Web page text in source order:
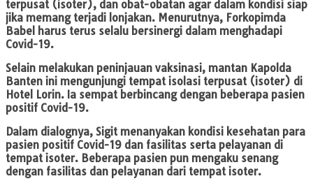
terpusat (isoter), dan obat-obatan agar dalam kondisi siap
jika memang terjadi lonjakan. Menurutnya, Forkopimda
Babel harus terus selalu bersinergi dalam menghadapi
Covid-19.
Selain melakukan peninjauan vaksinasi, mantan Kapolda
Banten ini mengunjungi tempat isolasi terpusat (isoter) di
Hotel Lorin. Ia sempat berbincang dengan beberapa pasien
positif Covid-19.
Dalam dialognya, Sigit menanyakan kondisi kesehatan para
pasien positif Covid-19 dan fasilitas serta pelayanan di
tempat isoter. Beberapa pasien pun mengaku senang
dengan fasilitas dan pelayanan dari tempat isoter.